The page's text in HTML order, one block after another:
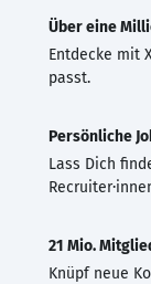
Über eine
Entdecke mit
passt.
Persönliche
Lass Dich
21 Mio.
Knüpf neue